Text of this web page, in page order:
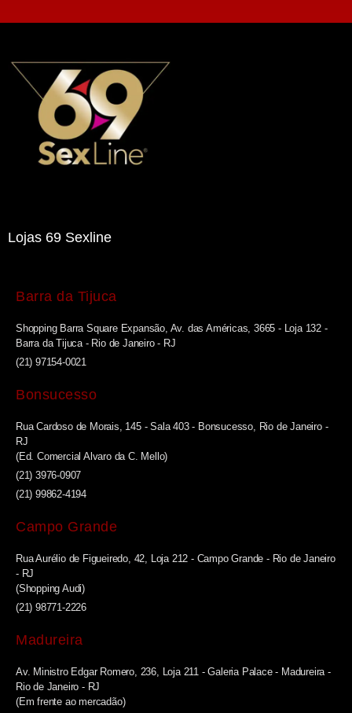
Lojas 69 Sexline
Barra da Tijuca
Shopping Barra Square Expansão, Av. das Américas, 3665 - Loja 132 -
Barra da Tijuca - Rio de Janeiro - RJ
(21) 97154-0021
Bonsucesso
Rua Cardoso de Morais, 145 - Sala 403 - Bonsucesso, Rio de Janeiro -
RJ
(Ed. Comercial Alvaro da C. Mello)
(21) 3976-0907
(21) 99862-4194
Campo Grande
Rua Aurélio de Figueiredo, 42, Loja 212 - Campo Grande - Rio de Janeiro
- RJ
(Shopping Audi)
(21) 98771-2226
Madureira
Av. Ministro Edgar Romero, 236, Loja 211 - Galeria Palace - Madureira -
Rio de Janeiro - RJ
(Em frente ao mercadão)